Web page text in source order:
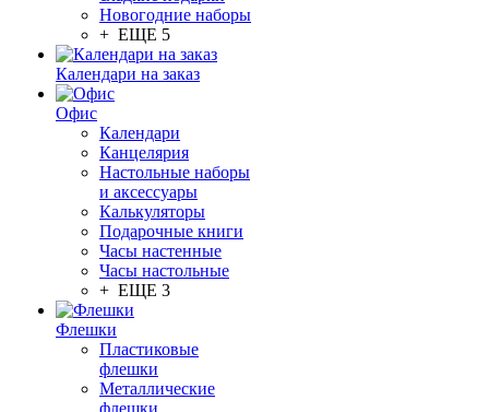
Новогодние наборы
+ ЕЩЕ 5
Календари на заказ
Офис
Календари
Канцелярия
Настольные наборы
и аксессуары
Калькуляторы
Подарочные книги
Часы настенные
Часы настольные
+ ЕЩЕ 3
Флешки
Пластиковые
флешки
Металлические
флешки